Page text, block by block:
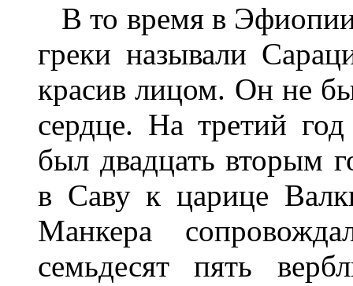
В то время в Эфиопии
греки называли
красив лицом. Он не
сердце. На третий год
был двадцать вторым
в Саву к царице
Манкера
семьдесят пять